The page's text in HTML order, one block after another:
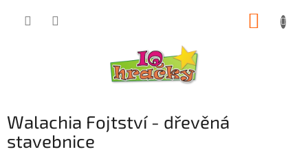
Walachia Fojtství - dřevěná
stavebnice